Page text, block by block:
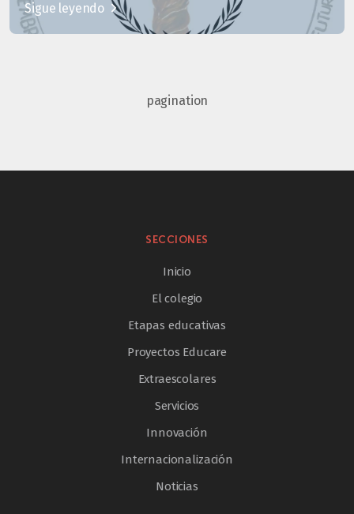
Sigue leyendo
pagination
SECCIONES
Inicio
El colegio
Etapas educativas
Proyectos Educare
Extraescolares
Servicios
Innovación
Internacionalización
Noticias